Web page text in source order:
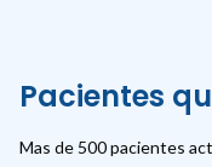
Pacientes
Mas de 500 pacientes